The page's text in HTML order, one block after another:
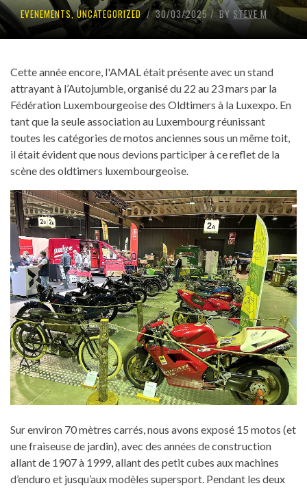
EVENEMENTS,UNCATEGORIZED 30/03/2025 BYSTEVE M
Cette année encore, l'AMAL était présente avec un stand
attrayant à l’Autojumble, organisé du 22 au 23 mars par la
Fédération Luxembourgeoise des Oldtimers à la Luxexpo. En
tant que la seule association au Luxembourg réunissant
toutes les catégories de motos anciennes sous un même toit,
il était évident que nous devions participer à ce reflet de la
scène des oldtimers luxembourgeoise.
Sur environ 70 mètres carrés, nous avons exposé 15 motos (et
une fraiseuse de jardin), avec des années de construction
allant de 1907 à 1999, allant des petit cubes aux machines
d’enduro et jusqu’aux modèles supersport. Pendant les deux